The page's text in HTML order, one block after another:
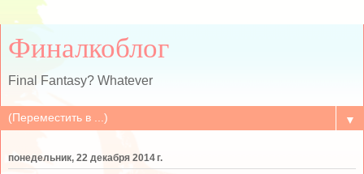
Финалкоблог
Final Fantasy? Whatever
▼
понедельник, 22 декабря 2014 г.